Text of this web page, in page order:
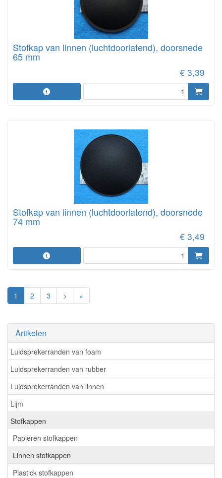
Artikelen
Luidsprekerranden van foam
Luidsprekerranden van rubber
Luidsprekerranden van linnen
Lijm
Stofkappen
Papieren stofkappen
Linnen stofkappen
Plastick stofkappen
Stofkap van linnen (luchtdoorlatend), doorsnede
65 mm
€ 3,39
Stofkap van linnen (luchtdoorlatend), doorsnede
74 mm
€ 3,49
1 2 3 > »